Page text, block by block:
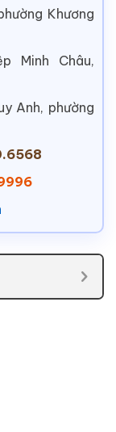
Khương
Minh Châu,
Anh, phường